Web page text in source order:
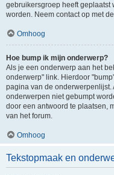
gebruikersgroep heeft geplaatst
worden. Neem contact op met
Omhoog
Hoe bump ik mijn onderwerp?
Als je een onderwerp aan het
onderwerp" link. Hierdoor
pagina van de onderwerpenlijst.
onderwerpen niet gebumpt
door een antwoord te plaatsen,
van het forum.
Omhoog
Tekstopmaak en